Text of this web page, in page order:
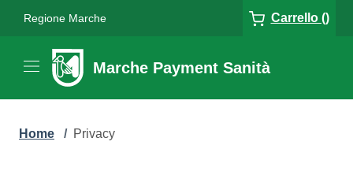
Regione Marche Carrello ()
Marche Payment Sanità
Home / Privacy